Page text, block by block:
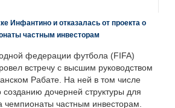
Инфантино и отказалась от проекта о
частным инвесторам
федерации футбола (FIFA)
встречу с высшим руководством
Рабате. На ней в том числе
созданию дочерней структуры для
чемпионаты частным инвесторам.